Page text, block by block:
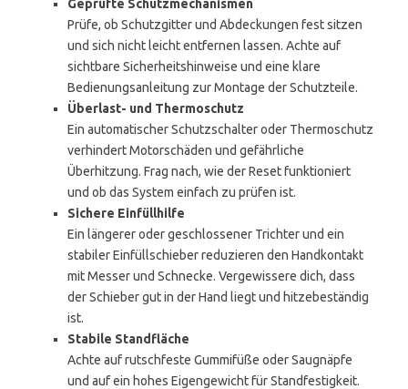
Geprüfte Schutzmechanismen
Prüfe, ob Schutzgitter und Abdeckungen fest sitzen
und sich nicht leicht entfernen lassen. Achte auf
sichtbare Sicherheitshinweise und eine klare
Bedienungsanleitung zur Montage der Schutzteile.
Überlast- und Thermoschutz
Ein automatischer Schutzschalter oder Thermoschutz
verhindert Motorschäden und gefährliche
Überhitzung. Frag nach, wie der Reset funktioniert
und ob das System einfach zu prüfen ist.
Sichere Einfüllhilfe
Ein längerer oder geschlossener Trichter und ein
stabiler Einfüllschieber reduzieren den Handkontakt
mit Messer und Schnecke. Vergewissere dich, dass
der Schieber gut in der Hand liegt und hitzebeständig
ist.
Stabile Standfläche
Achte auf rutschfeste Gummifüße oder Saugnäpfe
und auf ein hohes Eigengewicht für Standfestigkeit.